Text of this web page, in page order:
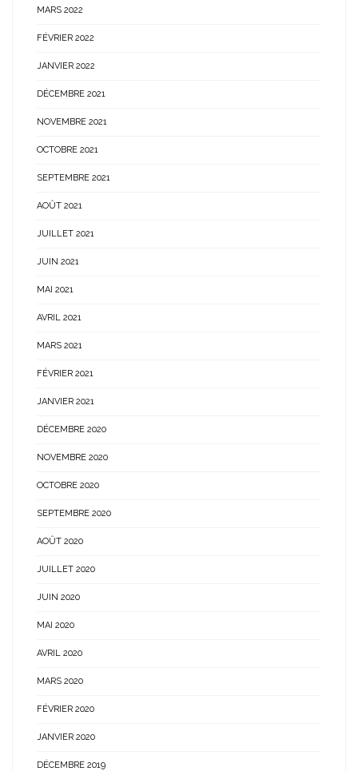
MARS 2022
FÉVRIER 2022
JANVIER 2022
DÉCEMBRE 2021
NOVEMBRE 2021
OCTOBRE 2021
SEPTEMBRE 2021
AOÛT 2021
JUILLET 2021
JUIN 2021
MAI 2021
AVRIL 2021
MARS 2021
FÉVRIER 2021
JANVIER 2021
DÉCEMBRE 2020
NOVEMBRE 2020
OCTOBRE 2020
SEPTEMBRE 2020
AOÛT 2020
JUILLET 2020
JUIN 2020
MAI 2020
AVRIL 2020
MARS 2020
FÉVRIER 2020
JANVIER 2020
DÉCEMBRE 2019